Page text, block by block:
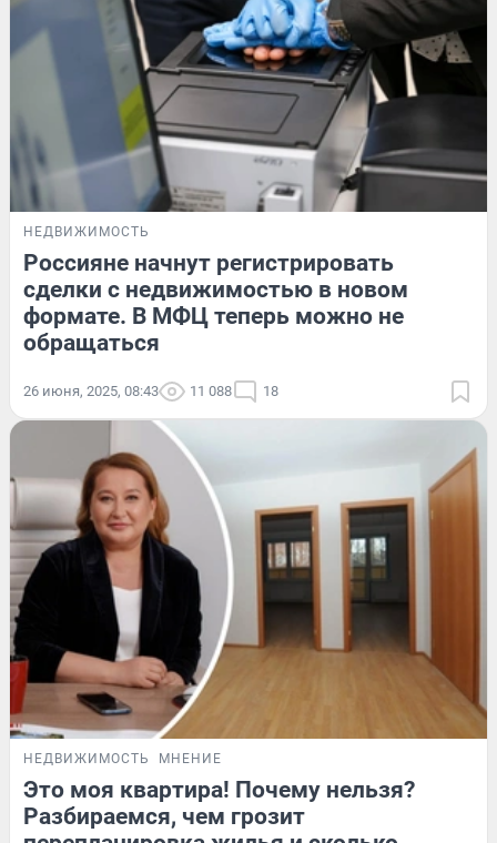
НЕДВИЖИМОСТЬ
Россияне начнут регистрировать
сделки с недвижимостью в новом
формате. В МФЦ теперь можно не
обращаться
26 июня, 2025, 08:43 11 088 18
НЕДВИЖИМОСТЬ МНЕНИЕ
Это моя квартира! Почему нельзя?
Разбираемся, чем грозит